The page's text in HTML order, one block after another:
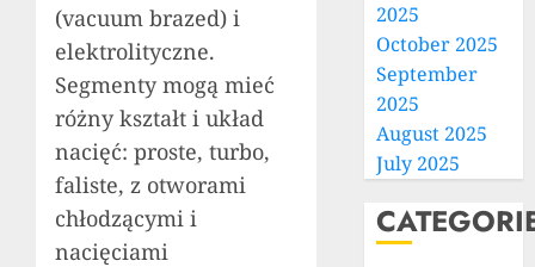
(vacuum brazed) i
elektrolityczne.
Segmenty mogą mieć
różny kształt i układ
nacięć: proste, turbo,
faliste, z otworami
chłodzącymi i
nacięciami
2025
October 2025
September
2025
August 2025
July 2025